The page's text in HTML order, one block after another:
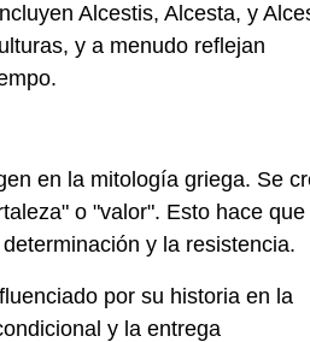
Alcestis, Alcesta, y
y a menudo reflejan
en la mitología griega. Se
o "valor". Esto hace que
y la resistencia.
por su historia en la
y la entrega